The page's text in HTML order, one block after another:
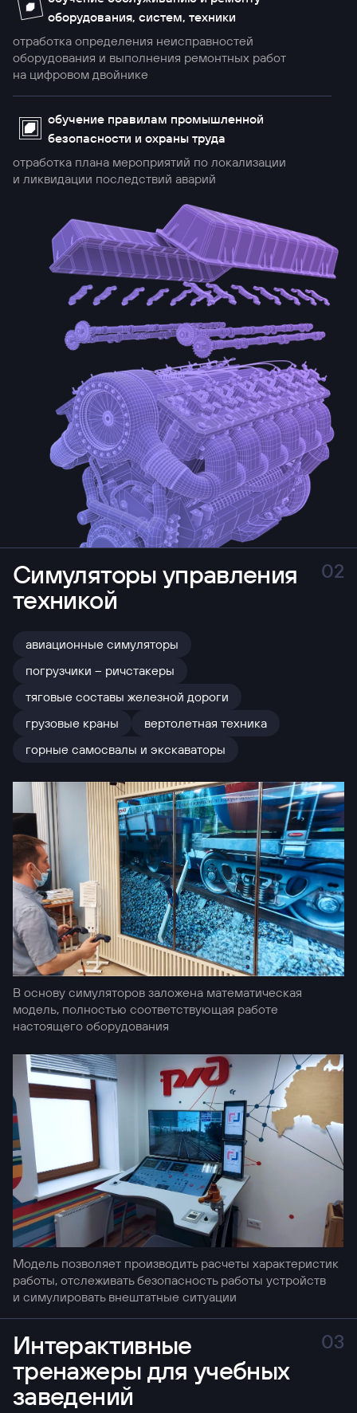
оборудования, систем, техники
отработка определения неисправностей
оборудования и выполнения ремонтных работ
на цифровом двойнике
обучение правилам промышленной
безопасности и охраны труда
отработка плана мероприятий по локализации
и ликвидации последствий аварий
Симуляторы управления
техникой
02
авиационные симуляторы
погрузчики – ричстакеры
тяговые составы железной дороги
грузовые краны
вертолетная техника
горные самосвалы и экскаваторы
В основу симуляторов заложена математическая
модель, полностью соответствующая работе
настоящего оборудования
Модель позволяет производить расчеты характеристик
работы, отслеживать безопасность работы устройств
и симулировать внештатные ситуации
Интерактивные
тренажеры для учебных
заведений
03